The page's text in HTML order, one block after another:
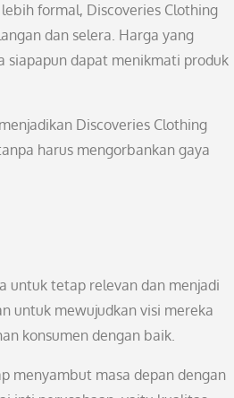
formal, Discoveries Clothing
dan selera. Harga yang
siapapun dapat menikmati produk
Discoveries Clothing
harus mengorbankan gaya
untuk tetap relevan dan menjadi
untuk mewujudkan visi mereka
konsumen dengan baik.
menyambut masa depan dengan